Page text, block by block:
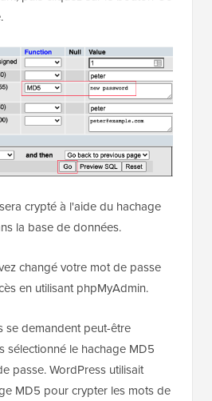
crypté à l'aide du hachage
la base de données.
changé votre mot de passe
en utilisant phpMyAdmin.
se demandent peut-être
sélectionné le hachage MD5
passe. WordPress utilisait
MD5 pour crypter les mots de